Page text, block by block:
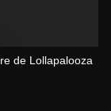
de Lollapalooza